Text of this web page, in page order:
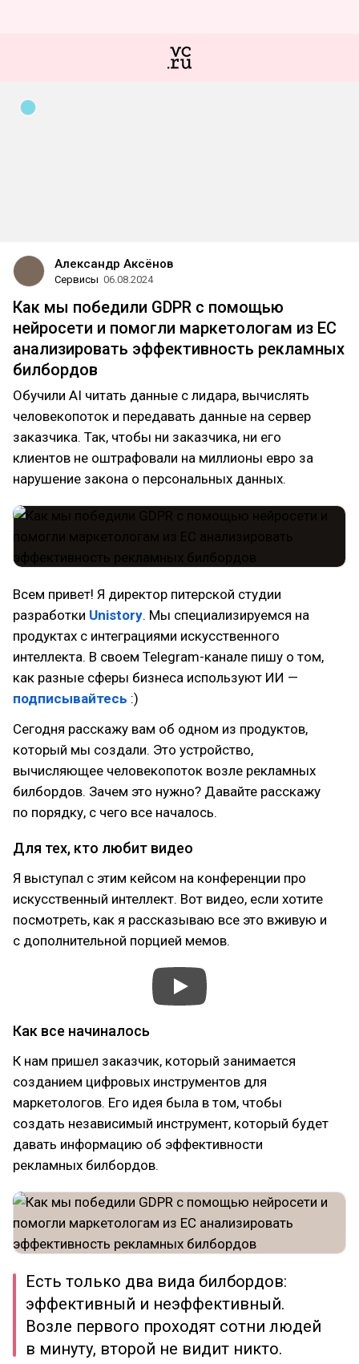
Александр Аксёнов
Сервисы 06.08.2024
Как мы победили GDPR с помощью
нейросети и помогли маркетологам из ЕС
анализировать эффективность рекламных
билбордов
Обучили AI читать данные с лидара, вычислять
человекопоток и передавать данные на сервер
заказчика. Так, чтобы ни заказчика, ни его
клиентов не оштрафовали на миллионы евро за
нарушение закона о персональных данных.
Всем привет! Я директор питерской студии
разработки Unistory. Мы специализируемся на
продуктах с интеграциями искусственного
интеллекта. В своем Telegram-канале пишу о том,
как разные сферы бизнеса используют ИИ —
подписывайтесь :)
Сегодня расскажу вам об одном из продуктов,
который мы создали. Это устройство,
вычисляющее человекопоток возле рекламных
билбордов. Зачем это нужно? Давайте расскажу
по порядку, с чего все началось.
Для тех, кто любит видео
Я выступал с этим кейсом на конференции про
искусственный интеллект. Вот видео, если хотите
посмотреть, как я рассказываю все это вживую и
с дополнительной порцией мемов.
Как все начиналось
К нам пришел заказчик, который занимается
созданием цифровых инструментов для
маркетологов. Его идея была в том, чтобы
создать независимый инструмент, который будет
давать информацию об эффективности
рекламных билбордов.
Есть только два вида билбордов:
эффективный и неэффективный.
Возле первого проходят сотни людей
в минуту, второй не видит никто.